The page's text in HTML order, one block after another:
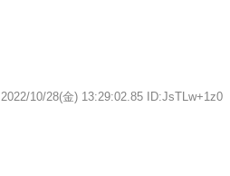
2022/10/28(金) 13:29:02.85 ID:JsTLw+1z0